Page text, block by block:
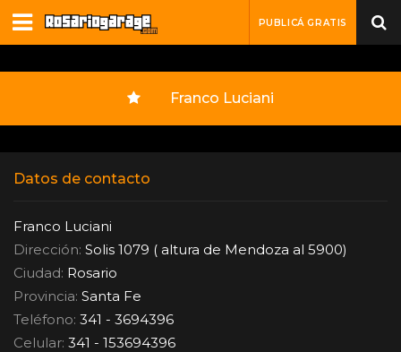
PUBLICÁ GRATIS
Franco Luciani
Datos de contacto
Franco Luciani
Dirección: Solis 1079 ( altura de Mendoza al 5900)
Ciudad: Rosario
Provincia: Santa Fe
Teléfono: 341 - 3694396
Celular: 341 - 153694396